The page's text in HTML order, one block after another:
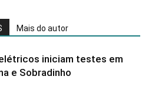
Mais do autor
iniciam testes em
e Sobradinho